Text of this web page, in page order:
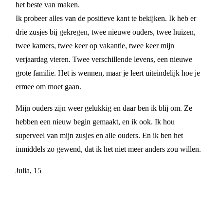
het beste van maken.
Ik probeer alles van de positieve kant te bekijken. Ik heb er
drie zusjes bij gekregen, twee nieuwe ouders, twee huizen,
twee kamers, twee keer op vakantie, twee keer mijn
verjaardag vieren. Twee verschillende levens, een nieuwe
grote familie. Het is wennen, maar je leert uiteindelijk hoe je
ermee om moet gaan.
Mijn ouders zijn weer gelukkig en daar ben ik blij om. Ze
hebben een nieuw begin gemaakt, en ik ook. Ik hou
superveel van mijn zusjes en alle ouders. En ik ben het
inmiddels zo gewend, dat ik het niet meer anders zou willen.
Julia, 15